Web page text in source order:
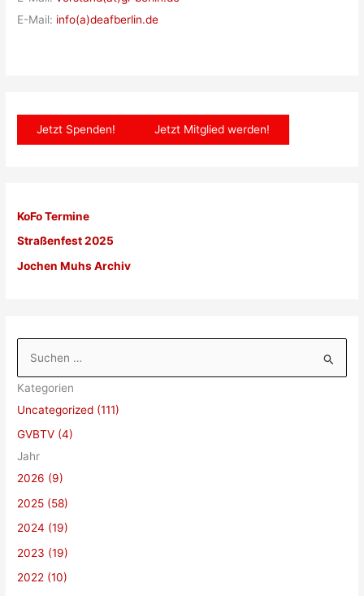
E-Mail: info(a)deafberlin.de
Jetzt Spenden! Jetzt Mitglied werden!
KoFo Termine
Straßenfest 2025
Jochen Muhs Archiv
c
h
e
n
n
a
c
Kategorien
Uncategorized (111)
GVBTV (4)
Jahr
2026 (9)
2025 (58)
2024 (19)
2023 (19)
2022 (10)